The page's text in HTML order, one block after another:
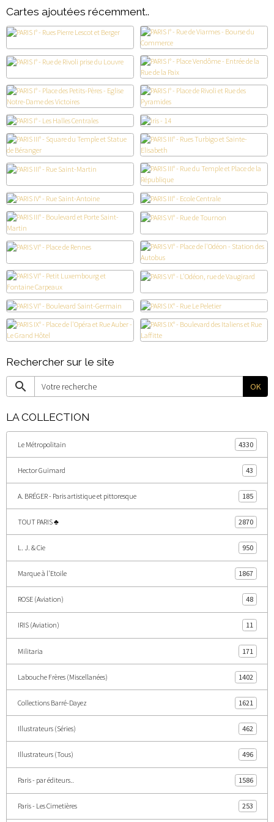
Cartes ajoutées récemment..
Rechercher sur le site
OK
LA COLLECTION
Le Métropolitain 4330
Hector Guimard 43
A. BRÉGER - Paris artistique et pittoresque 185
TOUT PARIS ♣ 2870
L. J. & Cie 950
Marque à l'Etoile 1867
ROSE (Aviation) 48
IRIS (Aviation) 11
Militaria 171
Labouche Frères (Miscellanées) 1402
Collections Barré-Dayez 1621
Illustrateurs (Séries) 462
Illustrateurs (Tous) 496
Paris - par éditeurs.. 1586
Paris - Les Cimetières 253